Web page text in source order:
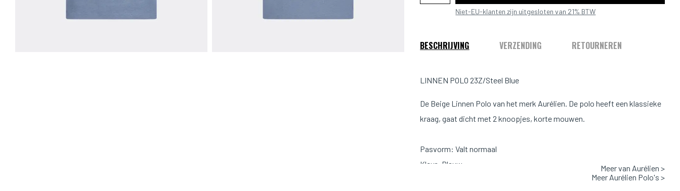
Niet-EU-klanten zijn uitgesloten van 21% BTW
BESCHRIJVING VERZENDING RETOURNEREN
LINNEN POLO 23Z/Steel Blue
De Beige Linnen Polo van het merk Aurélien. De polo heeft een klassieke
kraag, gaat dicht met 2 knoopjes, korte mouwen.
Pasvorm: Valt normaal
Kleur: Blauw
Meer van Aurélien >
Meer Aurélien Polo's >